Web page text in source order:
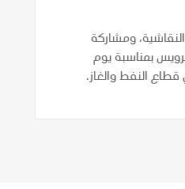
ومشاركة
بمناسبة يوم
قطاع النفط والغاز.